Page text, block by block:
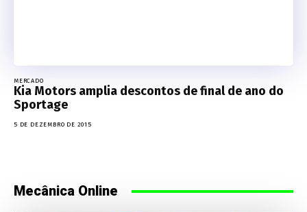
MERCADO
Kia Motors amplia descontos de final de ano do
Sportage
5 DE DEZEMBRO DE 2015
Mecânica Online